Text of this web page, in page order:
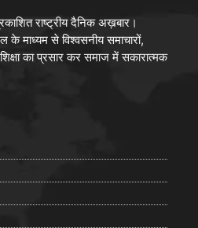
राष्ट्रीय दैनिक अख़बार।
माध्यम से विश्वसनीय समाचारों,
का प्रसार कर समाज में सकारात्मक